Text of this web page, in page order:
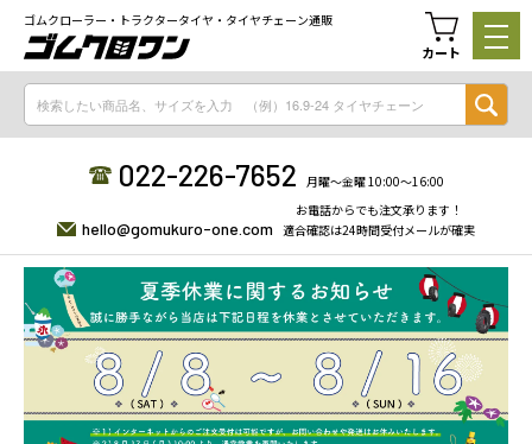
ゴムクローラー・トラクタータイヤ・タイヤチェーン通販
カート
022-226-7652 月曜〜金曜 10:00〜16:00
hello@gomukuro-one.com
お電話からでも注文承ります！
適合確認は24時間受付メールが確実